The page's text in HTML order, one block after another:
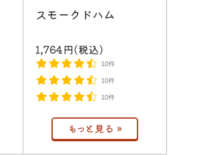
スモークドハム
1,764円(税込)
10件
10件
10件